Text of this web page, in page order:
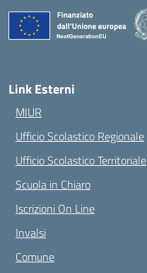
Link Esterni
MIUR
Ufficio Scolastico Regionale
Ufficio Scolastico Territoriale
Scuola in Chiaro
Iscrizioni On Line
Invalsi
Comune